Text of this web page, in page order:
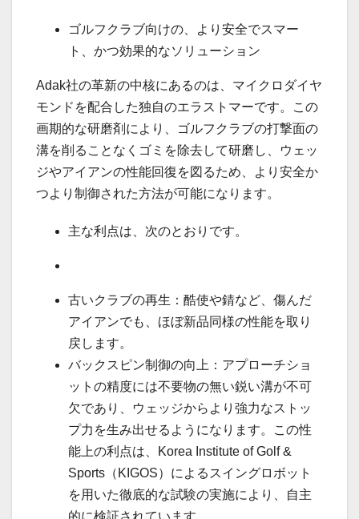
ゴルフクラブ向けの、より安全でスマー
ト、かつ効果的なソリューション
Adak社の革新の中核にあるのは、マイクロダイヤ
モンドを配合した独自のエラストマーです。この
画期的な研磨剤により、ゴルフクラブの打撃面の
溝を削ることなくゴミを除去して研磨し、ウェッ
ジやアイアンの性能回復を図るため、より安全か
つより制御された方法が可能になります。
主な利点は、次のとおりです。
古いクラブの再生：酷使や錆など、傷んだ
アイアンでも、ほぼ新品同様の性能を取り
戻します。
バックスピン制御の向上：アプローチショ
ットの精度には不要物の無い鋭い溝が不可
欠であり、ウェッジからより強力なストッ
プ力を生み出せるようになります。この性
能上の利点は、Korea Institute of Golf &
Sports（KIGOS）によるスイングロボット
を用いた徹底的な試験の実施により、自主